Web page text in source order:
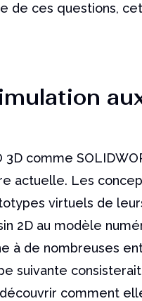
de ces questions,
comme
actuelle. Les
virtuels de
2D au modèle
à de nombreuses
suivante
comment